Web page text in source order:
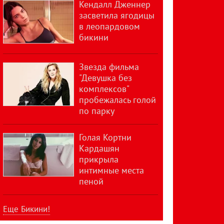
Кендалл Дженнер
засветила ягодицы
в леопардовом
бикини
Звезда фильма
"Девушка без
комплексов"
пробежалась голой
по парку
Голая Кортни
Кардашян
прикрыла
интимные места
пеной
Еще Бикини!